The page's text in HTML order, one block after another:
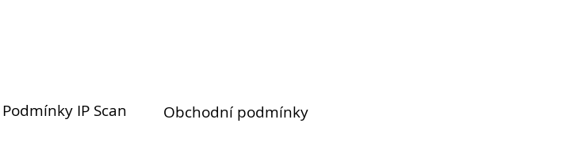
Podmínky IP Scan Obchodní podmínky